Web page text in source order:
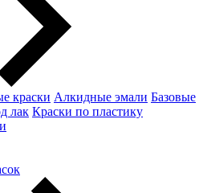
краски Алкидные эмали Базовые
лак Краски по пластику